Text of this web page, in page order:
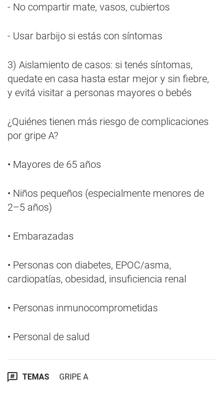
- No compartir mate, vasos, cubiertos
- Usar barbijo si estás con síntomas
3) Aislamiento de casos: si tenés síntomas,
quedate en casa hasta estar mejor y sin fiebre,
y evitá visitar a personas mayores o bebés
¿Quiénes tienen más riesgo de complicaciones
por gripe A?
• Mayores de 65 años
• Niños pequeños (especialmente menores de
2–5 años)
• Embarazadas
• Personas con diabetes, EPOC/asma,
cardiopatías, obesidad, insuficiencia renal
• Personas inmunocomprometidas
• Personal de salud
TEMAS GRIPE A